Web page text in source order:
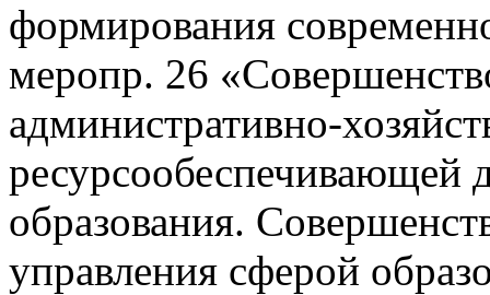
формирования
меропр. 26
административно-
ресурсообеспечивающей
образования.
управления сферой